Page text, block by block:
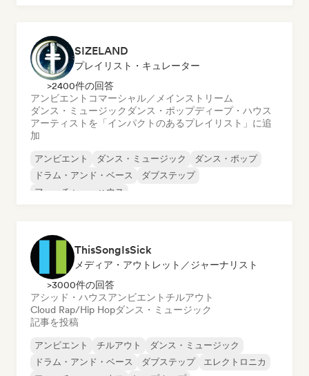
SIZELAND
プレイリスト・キュレーター
>2400件の回答
アンビエント コマーシャル／メインストリーム
ダンス・ミュージック ダンス・ポップディープ・ハウス
アーティストを「インパクトのあるプレイリスト」に追
加
アンビエント ダンス・ミュージック
ダンス・ポップ
ドラム・アンド・ベース
ダブステップ
フューチャー・ハウス
ThisSongIsSick
メディア・アウトレット／ジャーナリスト
>3000件の回答
アシッド・ハウスアンビエント チルアウト
Cloud Rap/Hip Hopダンス・ミュージック
記事を投稿
アンビエント チルアウト
ダンス・ミュージック
ドラム・アンド・ベース
ダブステップ
エレクトロニカ